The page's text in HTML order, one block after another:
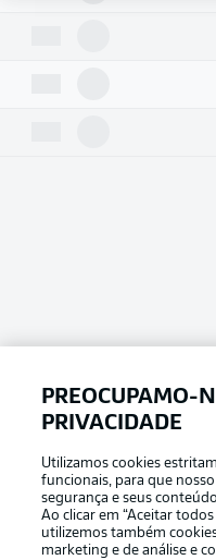
Football
PREOCUPAMO-
PRIVACIDADE
Utilizamos cookies
funcionais, para que
segurança e seus
Ao clicar em “Aceitar
utilizemos também
marketing e de análise e